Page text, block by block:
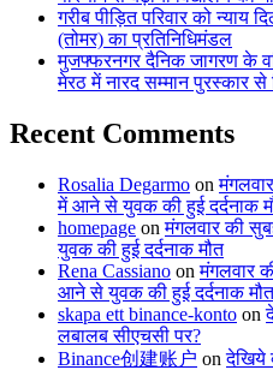
गरीब पीड़ित परिवार को न्याय
(तोमर) का प्रतिनिधिमंडल
मुजफ्फरनगर दैनिक जागरण के
मेरठ में नारद सम्मान पुरस्कार से
Recent Comments
Rosalia Degarmo on
में आने से युवक की हुई दर्दनाक
homepage onमंगलवार की
युवक की हुई दर्दनाक मौत
Rena Cassiano onमंगलवार
आने से युवक की हुई दर्दनाक मौत
skapa ett binance-konto on
लबालब सीएचसी पर?
Binance创建账户 onदेखिये